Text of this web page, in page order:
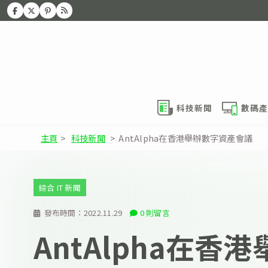
科技新聞 數碼
主頁 > 科技新聞 > AntAlpha在香港舉辦數字資產會議
發布時間： 2022.11.29 0 則留言
綜合 IT 新聞
AntAlpha在香港